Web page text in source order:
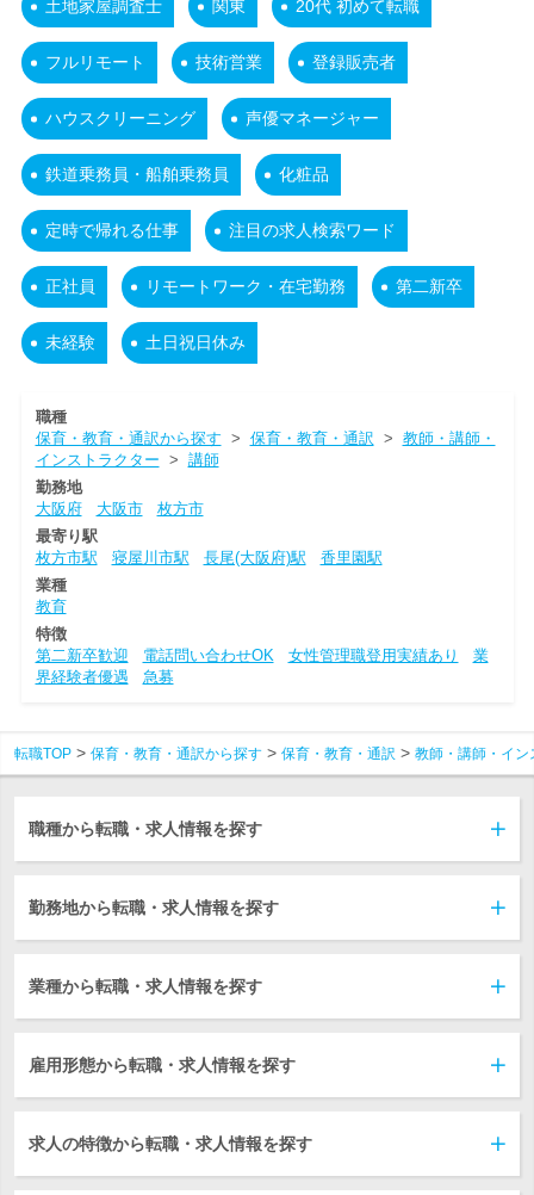
土地家屋調査士 関東 20代 初めて転職
フルリモート 技術営業 登録販売者
ハウスクリーニング 声優マネージャー
鉄道乗務員・船舶乗務員 化粧品
定時で帰れる仕事 注目の求人検索ワード
正社員 リモートワーク・在宅勤務 第二新卒
未経験 土日祝日休み
職種
保育・教育・通訳から探す > 保育・教育・通訳 > 教師・講師・
インストラクター > 講師
勤務地
大阪府
大阪市
枚方市
最寄り駅
枚方市駅
寝屋川市駅 長尾(大阪府)駅
香里園駅
業種
教育
特徴
第二新卒歓迎
電話問い合わせOK 女性管理職登用実績あり
業
界経験者優遇
急募
転職TOP 保育・教育・通訳から探す 保育・教育・通訳 教師・講師・イン
職種から転職・求人情報を探す
勤務地から転職・求人情報を探す
業種から転職・求人情報を探す
雇用形態から転職・求人情報を探す
求人の特徴から転職・求人情報を探す